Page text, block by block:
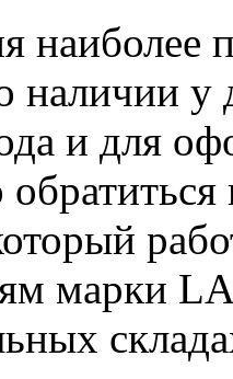
наиболее
у
и для
марки